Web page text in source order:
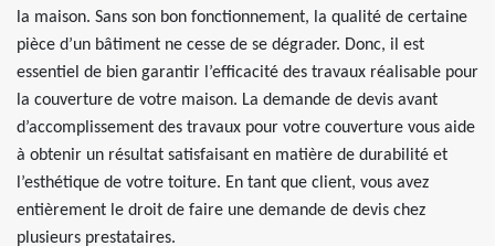
la maison. Sans son bon fonctionnement, la qualité de certaine
pièce d’un bâtiment ne cesse de se dégrader. Donc, il est
essentiel de bien garantir l’efficacité des travaux réalisable pour
la couverture de votre maison. La demande de devis avant
d’accomplissement des travaux pour votre couverture vous aide
à obtenir un résultat satisfaisant en matière de durabilité et
l’esthétique de votre toiture. En tant que client, vous avez
entièrement le droit de faire une demande de devis chez
plusieurs prestataires.